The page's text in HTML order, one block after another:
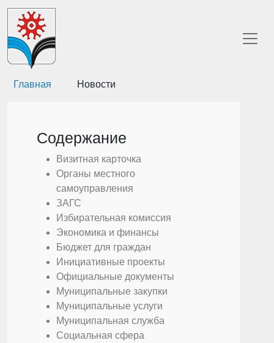
Главная Новости
Содержание
Визитная карточка
Органы местного
самоуправления
ЗАГС
Избирательная комиссия
Экономика и финансы
Бюджет для граждан
Инициативные проекты
Официальные документы
Муниципальные закупки
Муниципальные услуги
Муниципальная служба
Социальная сфера